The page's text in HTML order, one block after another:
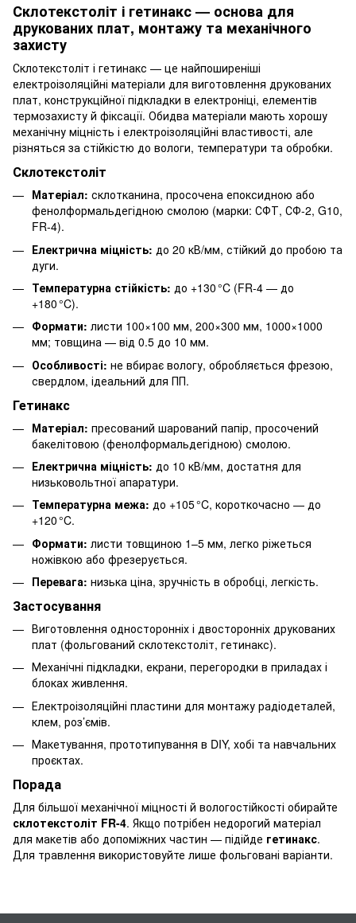
Склотекстоліт і гетинакс — основа для
друкованих плат, монтажу та механічного
захисту
Склотекстоліт і гетинакс — це найпоширеніші
електроізоляційні матеріали для виготовлення друкованих
плат, конструкційної підкладки в електроніці, елементів
термозахисту й фіксації. Обидва матеріали мають хорошу
механічну міцність і електроізоляційні властивості, але
різняться за стійкістю до вологи, температури та обробки.
Склотекстоліт
Матеріал: склотканина, просочена епоксидною або
фенолформальдегідною смолою (марки: СФТ, СФ-2, G10,
FR-4).
Електрична міцність: до 20 кВ/мм, стійкий до пробою та
дуги.
Температурна стійкість: до +130 °C (FR-4 — до
+180 °C).
Формати: листи 100×100 мм, 200×300 мм, 1000×1000
мм; товщина — від 0.5 до 10 мм.
Особливості: не вбирає вологу, обробляється фрезою,
свердлом, ідеальний для ПП.
Гетинакс
Матеріал: пресований шарований папір, просочений
бакелітовою (фенолформальдегідною) смолою.
Електрична міцність: до 10 кВ/мм, достатня для
низьковольтної апаратури.
Температурна межа: до +105 °C, короткочасно — до
+120 °C.
Формати: листи товщиною 1–5 мм, легко ріжеться
ножівкою або фрезерується.
Перевага: низька ціна, зручність в обробці, легкість.
Застосування
Виготовлення односторонніх і двосторонніх друкованих
плат (фольгований склотекстоліт, гетинакс).
Механічні підкладки, екрани, перегородки в приладах і
блоках живлення.
Електроізоляційні пластини для монтажу радіодеталей,
клем, роз’ємів.
Макетування, прототипування в DIY, хобі та навчальних
проєктах.
Порада
Для більшої механічної міцності й вологостійкості обирайте
склотекстоліт FR-4. Якщо потрібен недорогий матеріал
для макетів або допоміжних частин — підійде гетинакс.
Для травлення використовуйте лише фольговані варіанти.